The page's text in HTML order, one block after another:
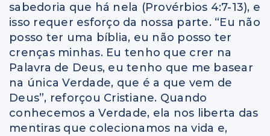
sabedoria que há nela (Provérbios 4:7-13), e
isso requer esforço da nossa parte. “Eu não
posso ter uma bíblia, eu não posso ter
crenças minhas. Eu tenho que crer na
Palavra de Deus, eu tenho que me basear
na única Verdade, que é a que vem de
Deus”, reforçou Cristiane. Quando
conhecemos a Verdade, ela nos liberta das
mentiras que colecionamos na vida e,